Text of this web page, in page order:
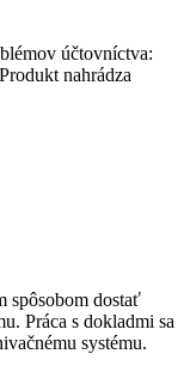
účtovníctva:
nahrádza
spôsobom dostať
Práca s dokladmi sa
systému.